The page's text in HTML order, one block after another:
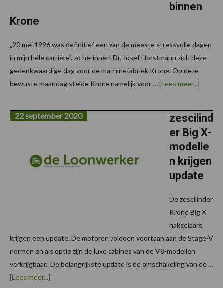
binnen
Krone
„20 mei 1996 was definitief een van de meeste stressvolle dagen
in mijn hele carrière”, zo herinnert Dr. Josef Horstmann zich deze
gedenkwaardige dag voor de machinefabriek Krone. Op deze
bewuste maandag stelde Krone namelijk voor …[Lees meer...]
Het
begin
van
de
Krone
zescilind
er Big X-
modelle
n krijgen
update
22 september 2020
De zescilinder
Krone Big X
hakselaars
krijgen een update. De motoren voldoen voortaan aan de Stage-V
normen en als optie zijn de luxe cabines van de V8-modellen
verkrijgbaar. De belangrijkste update is de omschakeling van de …
[Lees meer...]